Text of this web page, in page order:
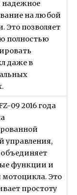
надежное
на любой
Это позволяет
полностью
даже в
09 2016 года
управления,
функции и
Это
простоту